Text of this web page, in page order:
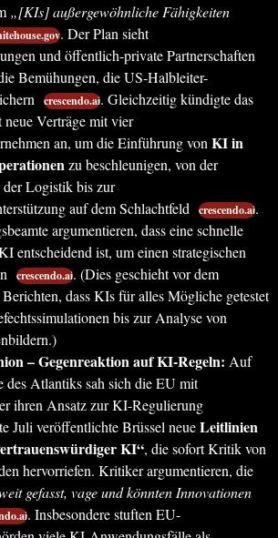
„[KIs] außergewöhnliche Fähigkeiten
. Der Plan sieht
und öffentlich-private Partnerschaften
Bemühungen, die US-Halbleiter-
crescendo.ai. Gleichzeitig kündigte das
neue Verträge mit vier
an, um die Einführung von KI in
zu beschleunigen, von der
Logistik bis zur
auf dem Schlachtfeld
crescendo.ai.
argumentieren, dass eine schnelle
entscheidend ist, um einen strategischen
crescendo.ai. (Dies geschieht vor dem
dass KIs für alles Mögliche getestet
bis zur Analyse von
– Gegenreaktion auf KI-Regeln: Auf
des Atlantiks sah sich die EU mit
ihren Ansatz zur KI-Regulierung
Juli veröffentlichte Brüssel neueLeitlinien
KI“, die sofort Kritik von
hervorriefen. Kritiker argumentieren, die
gefasst, vage und könnten Innovationen
. Insbesondere stuften EU-